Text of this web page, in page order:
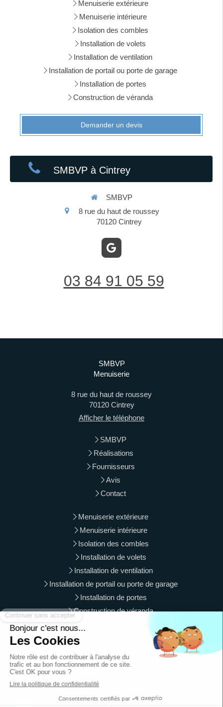
Menuiserie extérieure
Menuiserie intérieure
Isolation des combles
Installation de volets
Installation de ventilation
Installation de portail ou porte de garage
Installation de portes
Construction de véranda
Demander un devis
SMBVP à Cintrey
SMBVP
8 rue du haut de roussey
70120 Cintrey
03 84 91 05 59
SMBVP
Menuiserie
8 rue du haut de roussey
70120 Cintrey
Afficher le téléphone
SMBVP
Réalisations
Fournisseurs
Avis
Contact
Menuiserie extérieure
Menuiserie intérieure
Isolation des combles
Installation de volets
Installation de ventilation
Installation de portail ou porte de garage
Installation de portes
Construction de véranda
Langres, Vesoul, Gray, Luxeuil-les-Bains, Vittel, Is-sur-
Tille, Luré, Le Val-d'Ajol, Besançon, Chaumont, Saint-Vit,
Baume-les-Dames
Mentions légales